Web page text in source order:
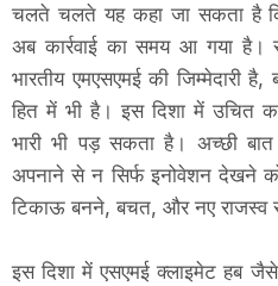
चलते चलते यह कहा जा सकता है
अब कार्रवाई का समय आ गया है।
भारतीय एमएसएमई की
हित में भी है। इस दिशा में उचित
भारी भी पड़ सकता है। अच्छी
अपनाने से न सिर्फ इनोवेशन देखने
टिकाऊ बनने, बचत, और नए
इस दिशा में एसएमई क्लाइमेट हब